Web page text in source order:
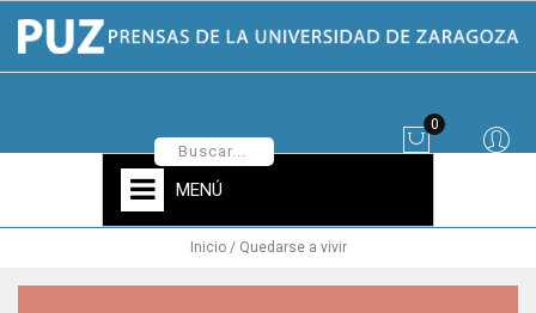
0
MENÚ
Inicio Quedarse a vivir